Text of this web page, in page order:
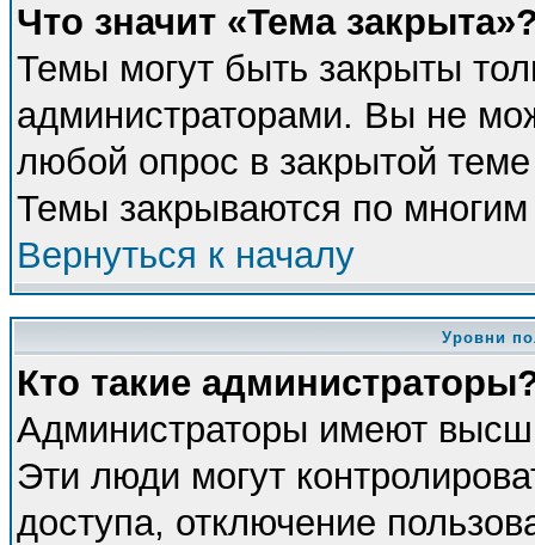
Что значит «Тема
Темы могут быть закрыты
администраторами. Вы не
любой опрос в закрытой
Темы закрываются по
Вернуться к началу
Уровни
Кто такие
Администраторы имеют
Эти люди могут
доступа, отключение